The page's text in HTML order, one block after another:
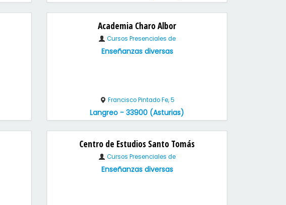
Academia Charo Albor
Cursos Presenciales de
Enseñanzas diversas
Francisco Pintado Fe, 5
Langreo - 33900 (Asturias)
Centro de Estudios Santo Tomás
Cursos Presenciales de
Enseñanzas diversas